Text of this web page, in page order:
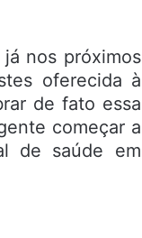
nos próximos
oferecida à
de fato essa
começar a
de saúde em